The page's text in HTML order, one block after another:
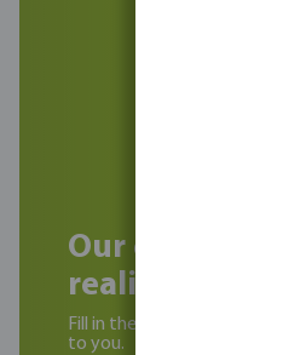
Our experts
realise your
Fill in the contact form below
to you.